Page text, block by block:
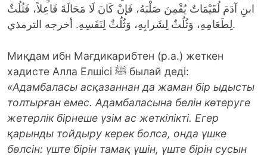
ابنِ آدَمَ لُقَيْمَاتٌ يُقْمِنَ صَلْبَهُ، فَإنْ كَانَ لَا مَحَالَةَ فَاعِلاً، فَثُلُثٌ
لِطَعَامِهِ، وَثُلُثٌ لِشَرابِهِ، وَثُلُثٌ لِنَفَسِهِ. أخرجه الترمذي.
Миқдам ибн Мағдикарибтен (р.а.) жеткен
хадисте Алла Елшісі ﷺ былай деді:
«Адамбаласы асқазаннан да жаман бір ыдысты
толтырған емес. Адамбаласына белін көтеруге
жетерлік бірнеше үзім ас жеткілікті. Егер
қарынды тойдыру керек болса, онда үшке
бөлсін: үште бірін тамақ үшін, үште бірін сусын